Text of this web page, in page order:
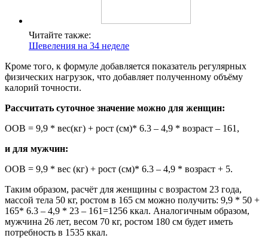
Читайте также:
Шевеления на 34 неделе
Кроме того, к формуле добавляется показатель регулярных
физических нагрузок, что добавляет полученному объёму
калорий точности.
Рассчитать суточное значение можно для женщин:
ООВ = 9,9 * вес(кг) + рост (см)* 6.3 – 4,9 * возраст – 161,
и для мужчин:
ООВ = 9,9 * вес (кг) + рост (см)* 6.3 – 4,9 * возраст + 5.
Таким образом, расчёт для женщины с возрастом 23 года,
массой тела 50 кг, ростом в 165 см можно получить: 9,9 * 50 +
165* 6.3 – 4,9 * 23 – 161=1256 ккал. Аналогичным образом,
мужчина 26 лет, весом 70 кг, ростом 180 см будет иметь
потребность в 1535 ккал.